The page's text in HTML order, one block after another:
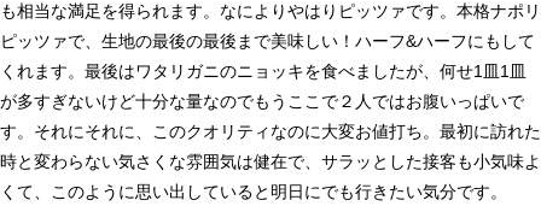
も相当な満足を得られます。なによりやはりピッツァです。本格ナポリ
ピッツァで、生地の最後の最後まで美味しい！ハーフ&ハーフにもして
くれます。最後はワタリガニのニョッキを食べましたが、何せ1皿1皿
が多すぎないけど十分な量なのでもうここで２人ではお腹いっぱいで
す。それにそれに、このクオリティなのに大変お値打ち。最初に訪れた
時と変わらない気さくな雰囲気は健在で、サラッとした接客も小気味よ
くて、このように思い出していると明日にでも行きたい気分です。